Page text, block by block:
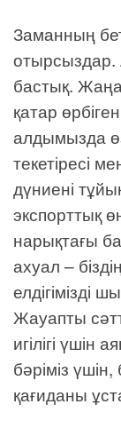
Заманның
отырсыздар.
бастық. Жаңа
қатар
алдымызда
текетіресі
дүниені
экспорттық
нарықтағы
ахуал –
елдігімізді
Жауапты
игілігі үшін
бәріміз үшін,
қағиданы